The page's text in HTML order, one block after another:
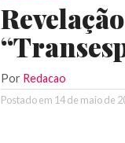
Por Redacao
Postado em 14 de maio de